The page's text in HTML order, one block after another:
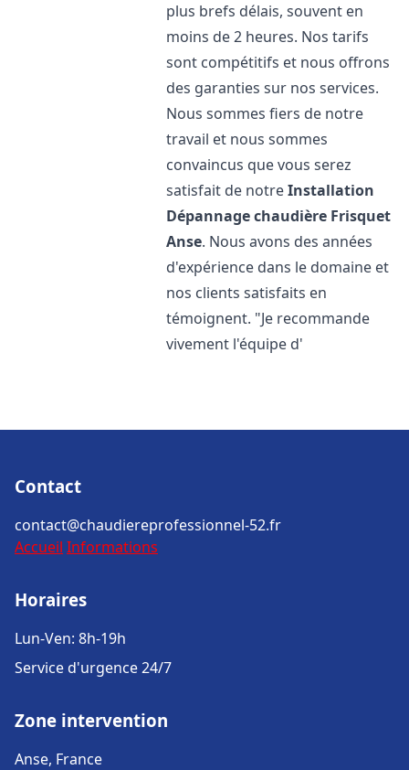
plus brefs délais, souvent en
moins de 2 heures. Nos tarifs
sont compétitifs et nous offrons
des garanties sur nos services.
Nous sommes fiers de notre
travail et nous sommes
convaincus que vous serez
satisfait de notreInstallation
Dépannage chaudière Frisquet
Anse. Nous avons des années
d'expérience dans le domaine et
nos clients satisfaits en
témoignent. "Je recommande
vivement l'équipe d'
Contact
contact@chaudiereprofessionnel-52.fr
Accueil Informations
Horaires
Lun-Ven: 8h-19h
Service d'urgence 24/7
Zone intervention
Anse, France